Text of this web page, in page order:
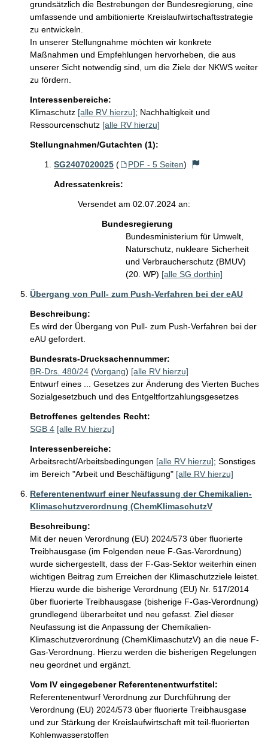
grundsätzlich die Bestrebungen der Bundesregierung, eine
umfassende und ambitionierte Kreislaufwirtschaftsstrategie
zu entwickeln.
In unserer Stellungnahme möchten wir konkrete
Maßnahmen und Empfehlungen hervorheben, die aus
unserer Sicht notwendig sind, um die Ziele der NKWS weiter
zu fördern.
Interessenbereiche:
Klimaschutz [alle RV hierzu]; Nachhaltigkeit und
Ressourcenschutz [alle RV hierzu]
Stellungnahmen/Gutachten (1):
SG2407020025 ( PDF - 5 Seiten)
Adressatenkreis:
Versendet am 02.07.2024 an:
Bundesregierung
Bundesministerium für Umwelt,
Naturschutz, nukleare Sicherheit
und Verbraucherschutz (BMUV)
(20. WP) [alle SG dorthin]
Übergang von Pull- zum Push-Verfahren bei der eAU
Beschreibung:
Es wird der Übergang von Pull- zum Push-Verfahren bei der
eAU gefordert.
Bundesrats-Drucksachennummer:
BR-Drs. 480/24 (Vorgang) [alle RV hierzu]
Entwurf eines ... Gesetzes zur Änderung des Vierten Buches
Sozialgesetzbuch und des Entgeltfortzahlungsgesetzes
Betroffenes geltendes Recht:
SGB 4 [alle RV hierzu]
Interessenbereiche:
Arbeitsrecht/Arbeitsbedingungen [alle RV hierzu]; Sonstiges
im Bereich "Arbeit und Beschäftigung" [alle RV hierzu]
Referentenentwurf einer Neufassung der Chemikalien-
Klimaschutzverordnung (ChemKlimaschutzV
Beschreibung:
Mit der neuen Verordnung (EU) 2024/573 über fluorierte
Treibhausgase (im Folgenden neue F-Gas-Verordnung)
wurde sichergestellt, dass der F-Gas-Sektor weiterhin einen
wichtigen Beitrag zum Erreichen der Klimaschutzziele leistet.
Hierzu wurde die bisherige Verordnung (EU) Nr. 517/2014
über fluorierte Treibhausgase (bisherige F-Gas-Verordnung)
grundlegend überarbeitet und neu gefasst. Ziel dieser
Neufassung ist die Anpassung der Chemikalien-
Klimaschutzverordnung (ChemKlimaschutzV) an die neue F-
Gas-Verordnung. Hierzu werden die bisherigen Regelungen
neu geordnet und ergänzt.
Vom IV eingegebener Referentenentwurfstitel:
Referentenentwurf Verordnung zur Durchführung der
Verordnung (EU) 2024/573 über fluorierte Treibhausgase
und zur Stärkung der Kreislaufwirtschaft mit teil-fluorierten
Kohlenwasserstoffen